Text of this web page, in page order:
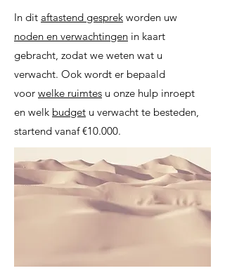
In dit aftastend gesprek worden uw
noden en verwachtingen in kaart
gebracht, zodat we weten wat u
verwacht. Ook wordt er bepaald
voor welke ruimtes u onze hulp inroept
en welk budget u verwacht te besteden,
startend vanaf €10.000.